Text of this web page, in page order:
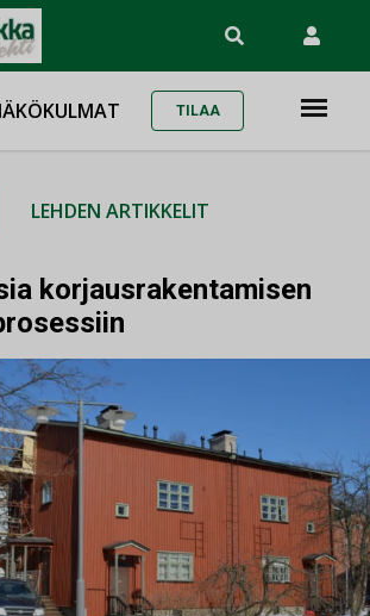
TILAA
LEHDEN ARTIKKELIT
korjausrakentamisen